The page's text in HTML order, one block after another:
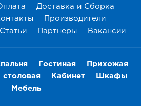
Доставка и Сборка
Производители
Статьи Партнеры Вакансии
Гостиная
Прихожая
столовая Кабинет
Шкафы
Мебель